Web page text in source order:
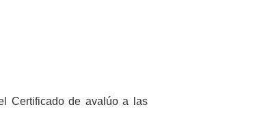
Certificado de avalúo a las